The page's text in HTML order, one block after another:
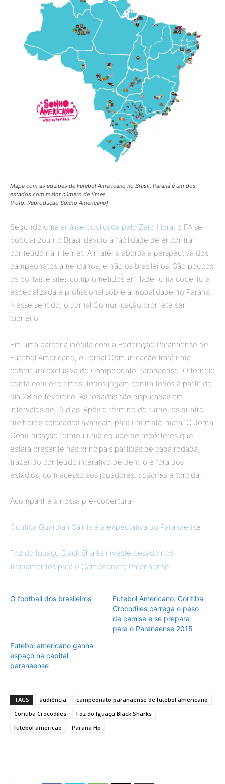
Mapa com as equipes de Futebol Americano no Brasil. Paraná é um dos
estados com maior número de times
(Foto: Reprodução Sonho Americano)
Segundo uma análise publicada pelo Zero Hora, o FA se
popularizou no Brasil devido à facilidade de encontrar
conteúdo na internet. A matéria aborda a perspectiva dos
campeonatos americanos, e não os brasileiros. São poucos
os portais e sites comprometidos em fazer uma cobertura
especializada e profissional sobre a modalidade no Paraná.
Nesse sentido, o Jornal Comunicação promete ser
pioneiro.
Em uma parceria inédita com a Federação Paranaense de
Futebol Americano, o Jornal Comunicação trará uma
cobertura exclusiva do Campeonato Paranaense. O torneio
conta com oito times: todos jogam contra todos à partir do
dia 28 de fevereiro. As rodadas são disputadas em
intervalos de 15 dias. Após o término do turno, os quatro
melhores colocados avançam para um mata-mata. O Jornal
Comunicação formou uma equipe de repórteres que
estará presente nas principais partidas de cada rodada,
trazendo conteúdo interativo de dentro e fora dos
estádios, com acesso aos jogadores, coaches e torcida.
Acompanhe a nossa pré-cobertura:
Curitiba Guardian Saints e a expectativa do Paranaense
Foz do Iguaçu Black Sharks investe pesado nos
treinamentos para o Campeonato Paranaense
O football dos brasileiros
Futebol Americano: Coritiba
Crocodiles carrega o peso
da camisa e se prepara
para o Paranaense 2015
Futebol americano ganha
espaço na capital
paranaense
TAGS audiência
campeonato paranaense de futebol americano
Coritiba Crocodiles
Foz do Iguaçu Black Sharks
futebol americao
Paraná Hp